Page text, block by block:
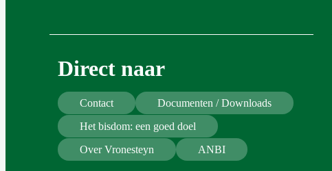
Direct naar
Contact
Documenten / Downloads
Het bisdom: een goed doel
Over Vronesteyn
ANBI